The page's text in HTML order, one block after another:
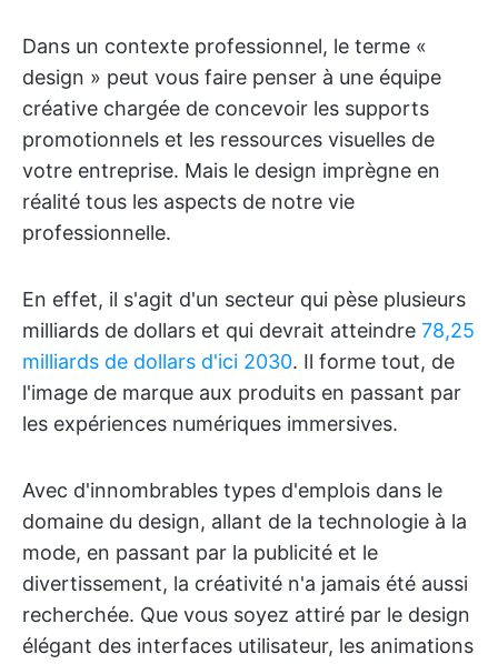
Dans un contexte professionnel, le terme «
design » peut vous faire penser à une équipe
créative chargée de concevoir les supports
promotionnels et les ressources visuelles de
votre entreprise. Mais le design imprègne en
réalité tous les aspects de notre vie
professionnelle.
En effet, il s'agit d'un secteur qui pèse plusieurs
milliards de dollars et qui devrait atteindre 78,25
milliards de dollars d'ici 2030. Il forme tout, de
l'image de marque aux produits en passant par
les expériences numériques immersives.
Avec d'innombrables types d'emplois dans le
domaine du design, allant de la technologie à la
mode, en passant par la publicité et le
divertissement, la créativité n'a jamais été aussi
recherchée. Que vous soyez attiré par le design
élégant des interfaces utilisateur, les animations